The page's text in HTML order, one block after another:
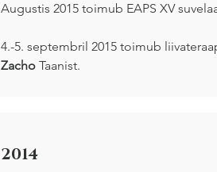
Augustis 2015 toimub EAPS XV
4.-5. septembril 2015 toimub
Zacho Taanist.
2014